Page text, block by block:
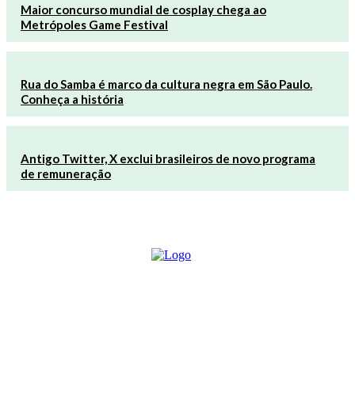
Maior concurso mundial de cosplay chega ao
Metrópoles Game Festival
Rua do Samba é marco da cultura negra em São Paulo.
Conheça a história
Antigo Twitter, X exclui brasileiros de novo programa
de remuneração